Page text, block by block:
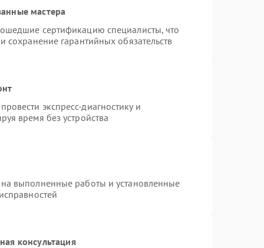
мастера
сертификацию специалисты, что
сохранение гарантийных обязательств
экспресс-диагностику и
время без устройства
выполненные работы и установленные
консультация